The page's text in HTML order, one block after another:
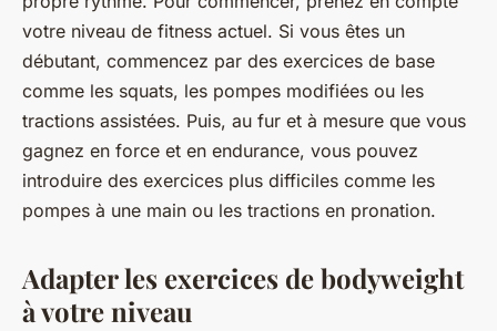
votre niveau de fitness actuel. Si vous êtes un
débutant, commencez par des exercices de base
comme les squats, les pompes modifiées ou les
tractions assistées. Puis, au fur et à mesure que vous
gagnez en force et en endurance, vous pouvez
introduire des exercices plus difficiles comme les
pompes à une main ou les tractions en pronation.
Adapter les exercices de bodyweight
à votre niveau